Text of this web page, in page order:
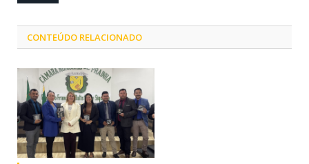
CONTEÚDO RELACIONADO